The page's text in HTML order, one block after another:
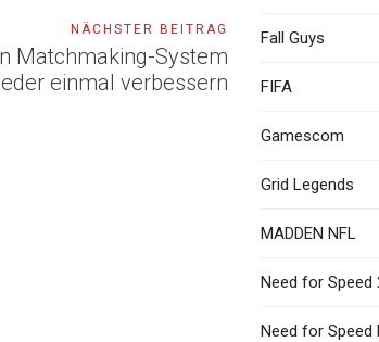
NÄCHSTER BEITRAG
Matchmaking-System
einmal verbessern
Fall Guys
FIFA
Gamescom
Grid Legends
MADDEN NFL
Need for Speed
Need for Speed